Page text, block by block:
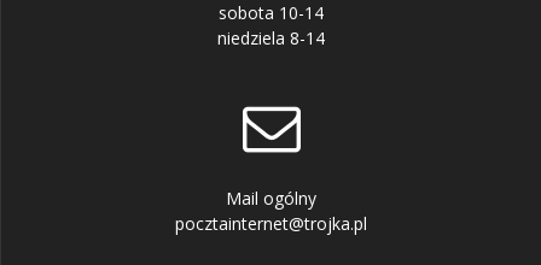
sobota 10-14
niedziela 8-14
Mail ogólny
pocztainternet@trojka.pl